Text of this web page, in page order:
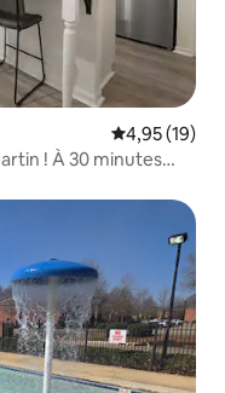
Évaluation
4,95 (19)
! À 30 minutes